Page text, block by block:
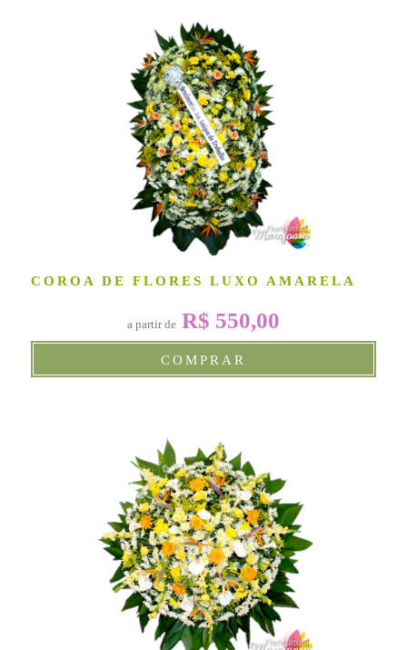
COROA DE FLORES LUXO AMARELA
a partir de R$ 550,00
COMPRAR